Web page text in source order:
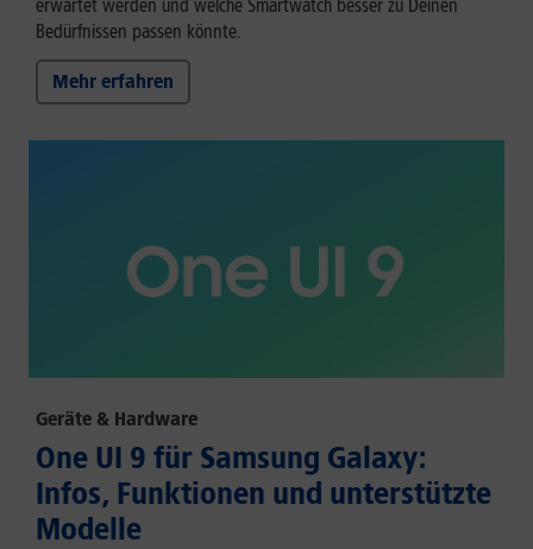
erwartet werden und welche Smartwatch besser zu Deinen
Bedürfnissen passen könnte.
Mehr erfahren
Geräte & Hardware
One UI 9 für Samsung Galaxy:
Infos, Funktionen und unterstützte
Modelle